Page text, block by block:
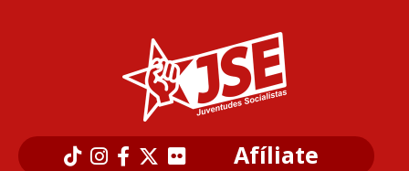
Afíliate